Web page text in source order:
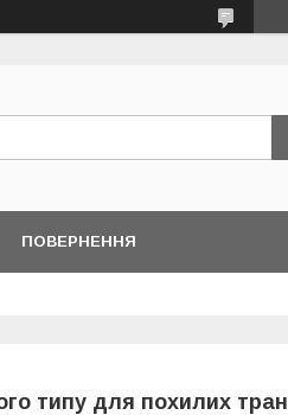
ПОВЕРНЕННЯ
типу для похилих